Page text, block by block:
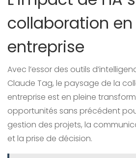
collaboration en
entreprise
Avec l’essor des outils
Claude Tag, le paysage de la
entreprise est en pleine
opportunités sans précédent
gestion des projets, la
et la prise de décision.